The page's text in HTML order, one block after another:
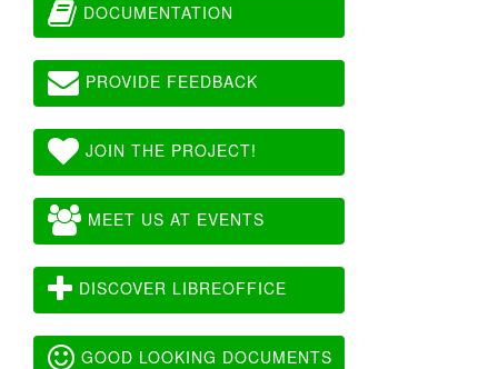
DOCUMENTATION
PROVIDE FEEDBACK
JOIN THE PROJECT!
MEET US AT EVENTS
DISCOVER LIBREOFFICE
GOOD LOOKING DOCUMENTS